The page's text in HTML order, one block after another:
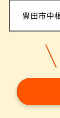
豊田市中